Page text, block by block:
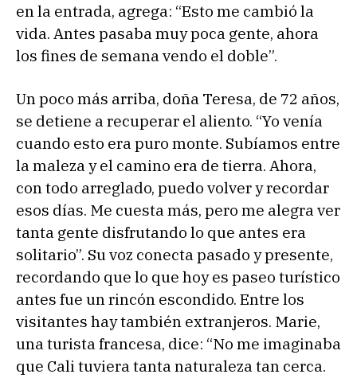
en la entrada, agrega: “Esto me cambió la
vida. Antes pasaba muy poca gente, ahora
los fines de semana vendo el doble”.
Un poco más arriba, doña Teresa, de 72 años,
se detiene a recuperar el aliento. “Yo venía
cuando esto era puro monte. Subíamos entre
la maleza y el camino era de tierra. Ahora,
con todo arreglado, puedo volver y recordar
esos días. Me cuesta más, pero me alegra ver
tanta gente disfrutando lo que antes era
solitario”. Su voz conecta pasado y presente,
recordando que lo que hoy es paseo turístico
antes fue un rincón escondido. Entre los
visitantes hay también extranjeros. Marie,
una turista francesa, dice: “No me imaginaba
que Cali tuviera tanta naturaleza tan cerca.